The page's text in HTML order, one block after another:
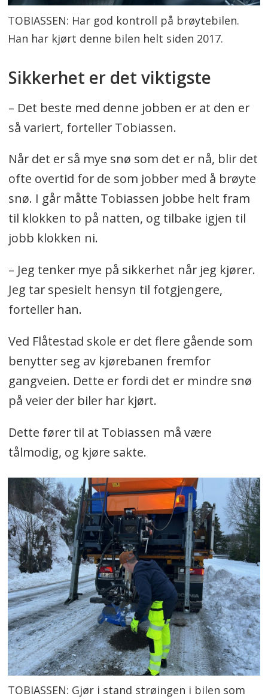
TOBIASSEN: Har god kontroll på brøytebilen.
Han har kjørt denne bilen helt siden 2017.
Sikkerhet er det viktigste
– Det beste med denne jobben er at den er
så variert, forteller Tobiassen.
Når det er så mye snø som det er nå, blir det
ofte overtid for de som jobber med å brøyte
snø. I går måtte Tobiassen jobbe helt fram
til klokken to på natten, og tilbake igjen til
jobb klokken ni.
– Jeg tenker mye på sikkerhet når jeg kjører.
Jeg tar spesielt hensyn til fotgjengere,
forteller han.
Ved Flåtestad skole er det flere gående som
benytter seg av kjørebanen fremfor
gangveien. Dette er fordi det er mindre snø
på veier der biler har kjørt.
Dette fører til at Tobiassen må være
tålmodig, og kjøre sakte.
TOBIASSEN: Gjør i stand strøingen i bilen som